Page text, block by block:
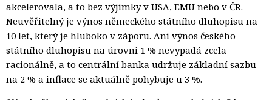
akcelerovala, a to bez výjimky v USA, EMU nebo v ČR.
Neuvěřitelný je výnos německého státního dluhopisu na
10 let, který je hluboko v záporu. Ani výnos českého
státního dluhopisu na úrovni 1 % nevypadá zcela
racionálně, a to centrální banka udržuje základní sazbu
na 2 % a inflace se aktuálně pohybuje u 3 %.